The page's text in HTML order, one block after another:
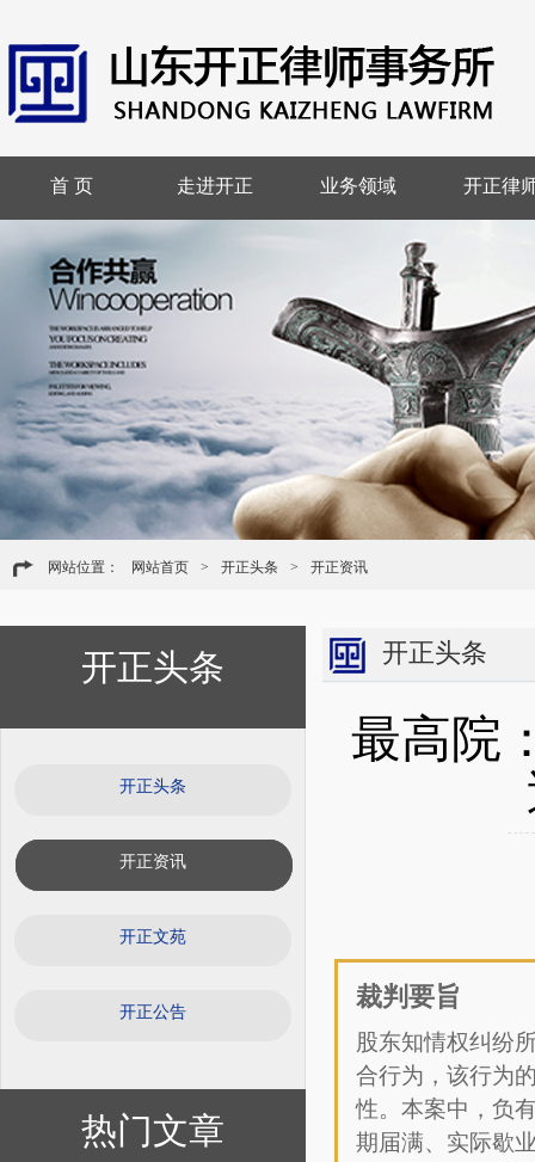
首 页 走进开正 业务领域 开正律
网站位置： 网站首页 > 开正头条 > 开正资讯
开正头条
开正头条
开正资讯
开正文苑
开正公告
热门文章
开正头条
最高院
裁判要旨
股东知情权纠纷
合行为，该行为
性。本案中，负
期届满、实际歇